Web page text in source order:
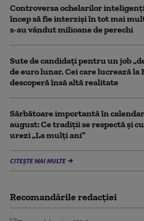
Controversa ochelarilor inteligenți
încep să fie interziși în tot mai
s-au vândut milioane de perechi
Sute de candidați pentru un job
de euro lunar. Cei care lucrează la
descoperă însă altă realitate
Sărbătoare importantă în
august: Ce tradiții se respectă și
urezi „La mulți ani”
CITEȘTE MAI MULTE
Recomandările redacţiei